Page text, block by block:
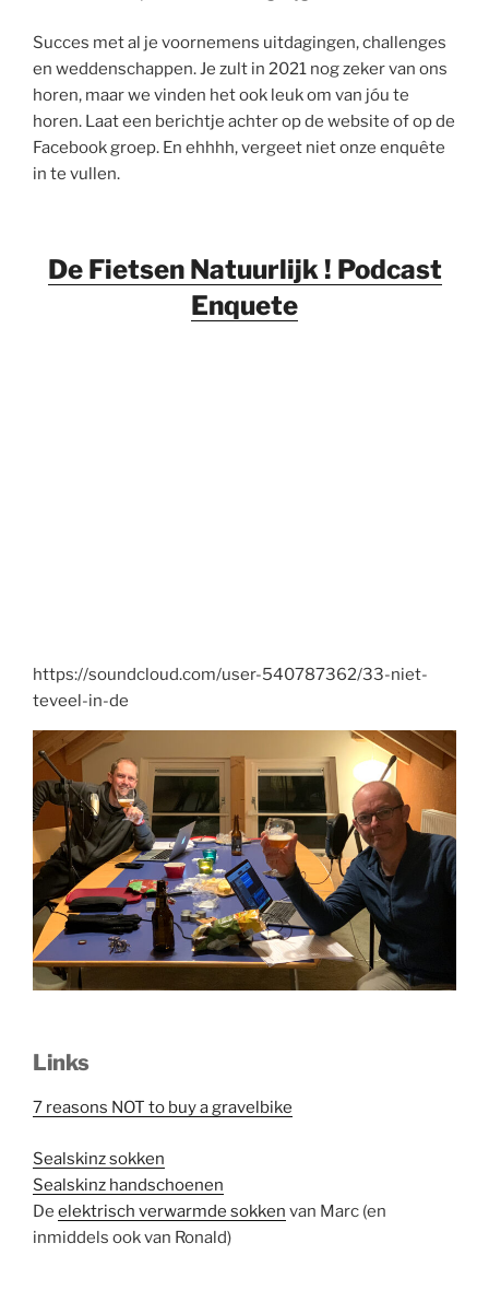
Succes met al je voornemens uitdagingen, challenges
en weddenschappen. Je zult in 2021 nog zeker van ons
horen, maar we vinden het ook leuk om van jóu te
horen. Laat een berichtje achter op de website of op de
Facebook groep. En ehhhh, vergeet niet onze enquête
in te vullen.
De Fietsen Natuurlijk ! Podcast
Enquete
https://soundcloud.com/user-540787362/33-niet-
teveel-in-de
Links
7 reasons NOT to buy a gravelbike
Sealskinz sokken
Sealskinz handschoenen
De elektrisch verwarmde sokken van Marc (en
inmiddels ook van Ronald)